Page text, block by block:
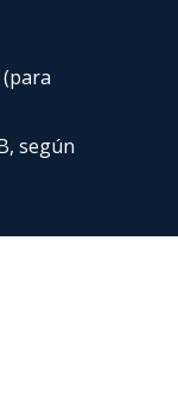
según